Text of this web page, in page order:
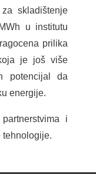
skladištenje
u institutu
prilika
je još više
potencijal da
energije.
i
tehnologije.